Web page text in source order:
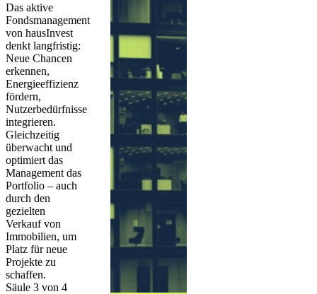
Das aktive
Fondsmanagement
von hausInvest
denkt langfristig:
Neue Chancen
erkennen,
Energieeffizienz
fördern,
Nutzerbedürfnisse
integrieren.
Gleichzeitig
überwacht und
optimiert das
Management das
Portfolio – auch
durch den
gezielten
Verkauf von
Immobilien, um
Platz für neue
Projekte zu
schaffen.
Säule 3 von 4